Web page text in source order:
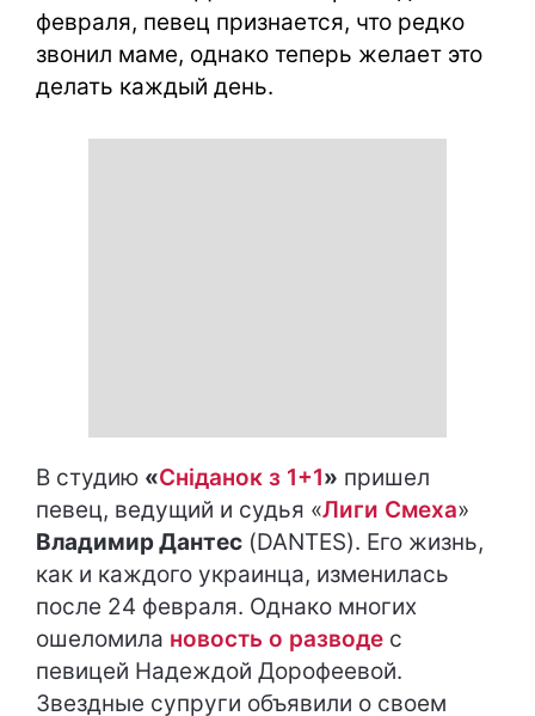
февраля, певец признается, что редко
звонил маме, однако теперь желает это
делать каждый день.
В студию «Сніданок з 1+1» пришел
певец, ведущий и судья «Лиги Смеха»
Владимир Дантес (DANTES). Его жизнь,
как и каждого украинца, изменилась
после 24 февраля. Однако многих
ошеломила новость о разводе с
певицей Надеждой Дорофеевой.
Звездные супруги объявили о своем